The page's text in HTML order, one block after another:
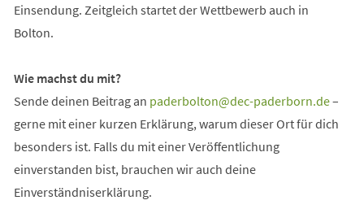
Einsendung. Zeitgleich startet der Wettbewerb auch in
Bolton.
Wie machst du mit?
Sende deinen Beitrag an paderbolton dec-paderborn de–
gerne mit einer kurzen Erklärung, warum dieser Ort für dich
besonders ist. Falls du mit einer Veröffentlichung
einverstanden bist, brauchen wir auch deine
Einverständniserklärung.